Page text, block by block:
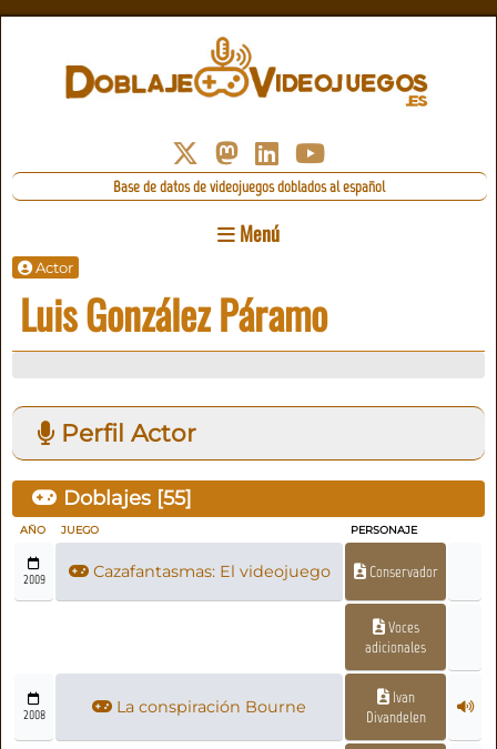
Base de datos de videojuegos doblados al español
Menú
Actor
Luis González Páramo
Perfil Actor
Doblajes [55]
AÑO JUEGO PERSONAJE
2009 Cazafantasmas: El videojuego Conservador
Voces
adicionales
2008 La conspiración Bourne
Ivan
Divandelen